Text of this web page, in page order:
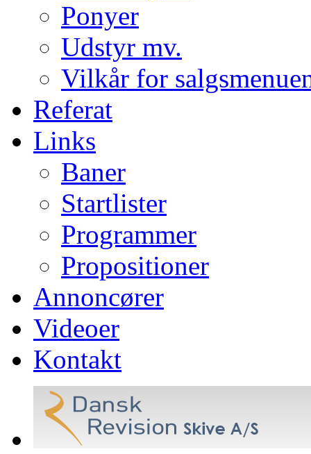
Ponyer
Udstyr mv.
Vilkår for
Referat
Links
Baner
Startlister
Programmer
Propositioner
Annoncører
Videoer
Kontakt